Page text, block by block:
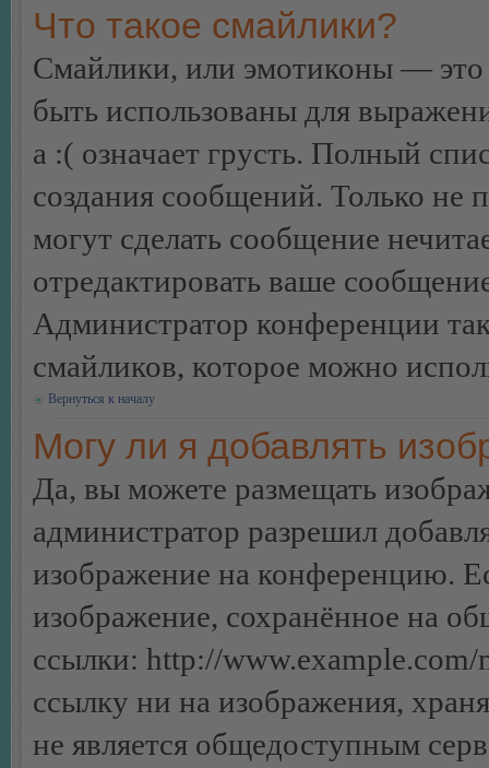
Что такое смайлики?
Смайлики, или эмотиконы — это
быть использованы для
а :( означает грусть. Полный
создания сообщений. Только не
могут сделать сообщение
отредактировать ваше
Администратор конференции
смайликов, которое можно
Вернуться к началу
Могу ли я добавлять
Да, вы можете размещать
администратор разрешил
изображение на конференцию.
изображение, сохранённое на
ссылки: http://
ссылку ни на изображения,
не является общедоступным